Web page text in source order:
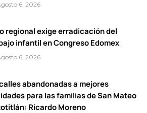
6, 2026
regional exige erradicación del
infantil en Congreso Edomex
6, 2026
abandonadas a mejores
para las familias de San Mateo
Ricardo Moreno